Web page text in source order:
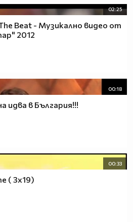
02:25
Beat - Музикално видео от
2012
00:18
идва в България!!!
00:33
( 3x19)